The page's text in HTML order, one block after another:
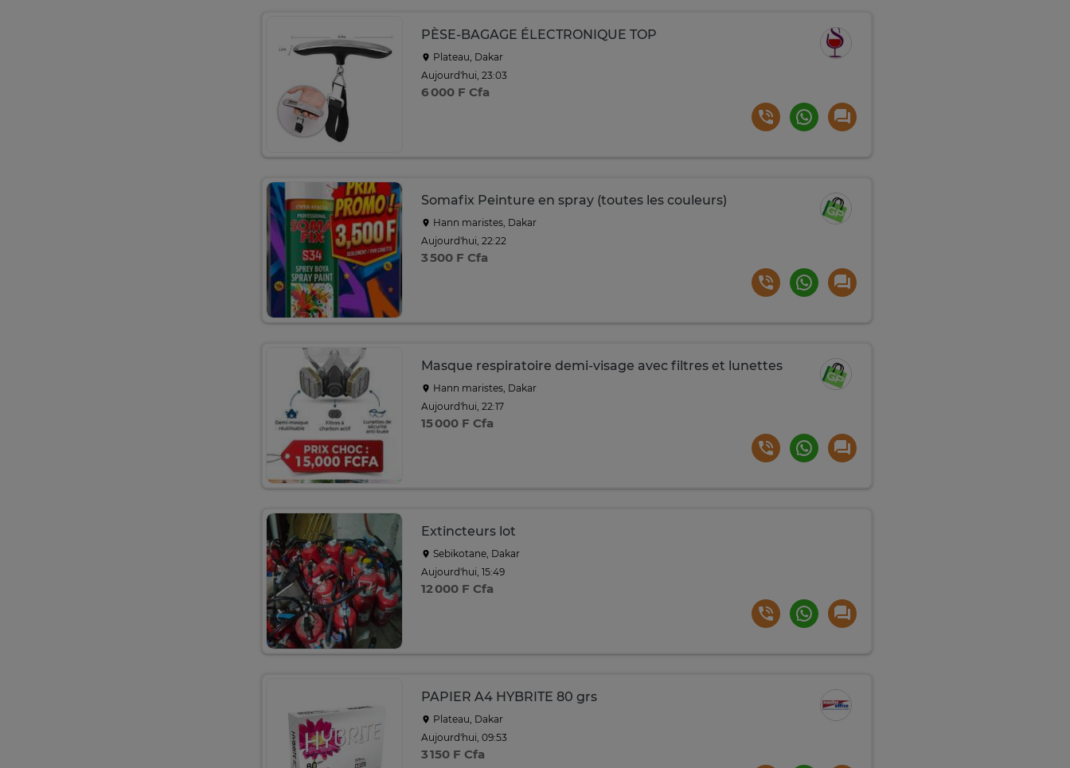
PÈSE-BAGAGE ÉLECTRONIQUE TOP
Plateau, Dakar
Aujourd'hui, 23:03
6 000 F Cfa
Somafix Peinture en spray (toutes les couleurs)
Hann maristes, Dakar
Aujourd'hui, 22:22
3 500 F Cfa
Masque respiratoire demi-visage avec filtres et lunettes
Hann maristes, Dakar
Aujourd'hui, 22:17
15 000 F Cfa
Extincteurs lot
Sebikotane, Dakar
Aujourd'hui, 15:49
12 000 F Cfa
PAPIER A4 HYBRITE 80 grs
Plateau, Dakar
Aujourd'hui, 09:53
3 150 F Cfa